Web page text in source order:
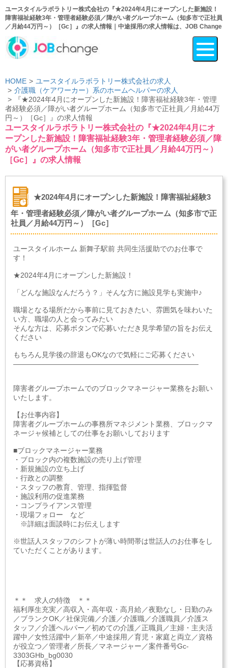
ユースタイルラボラトリー株式会社の『★2024年4月にオープンした新施設！
障害福祉経験3年・管理者経験必須／障がい者グループホーム（知多市で正社員
／月給44万円～）［Gc］』の求人情報｜中途採用の求人情報は、JOB Change
HOME
ユースタイルラボラトリー株式会社の求人
介護職（ケアワーカー）系のホームヘルパーの求人
『★2024年4月にオープンした新施設！障害福祉経験3年・管理
者経験必須／障がい者グループホーム（知多市で正社員／月給44万
円～）［Gc］』の求人情報
ユースタイルラボラトリー株式会社の『★2024年4月にオ
ープンした新施設！障害福祉経験3年・管理者経験必須／障
がい者グループホーム（知多市で正社員／月給44万円～）
［Gc］』の求人情報
★2024年4月にオープンした新施設！障害福祉経験3
年・管理者経験必須／障がい者グループホーム（知多市で正
社員／月給44万円～）［Gc］
ユースタイルホーム 新舞子駅前 共同生活援助でのお仕事で
す！
★2024年4月にオープンした新施設！
「どんな施設なんだろう？」そんな方に施設見学も実施中♪
職場となる場所だから事前に見ておきたい、雰囲気を味わいた
い方、職場の人と会ってみたい
そんな方は、応募ボタンで応募いただき見学希望の旨をお伝え
ください
もちろん見学後の辞退もOKなので気軽にご応募ください
――――――――――――――――――――――――――
障害者グループホームでのブロックマネージャー業務をお願い
いたします。
【お仕事内容】
障害者グループホームの事務所マネジメント業務、ブロックマ
ネージャ候補としての仕事をお願いしております
■ブロックマネージャー業務
・ブロック内の複数施設の売り上げ管理
・新規施設の立ち上げ
・行政との調整
・スタッフの教育、管理、指揮監督
・施設利用の促進業務
・コンプライアンス管理
・現場フォロー など
※詳細は面談時にお伝えします
※世話人スタッフのシフトが薄い時間帯は世話人のお仕事をし
ていただくことがあります。
＊＊ 求人の特徴 ＊＊
福利厚生充実／高収入・高年収・高月給／夜勤なし・日勤のみ
／ブランクOK／社保完備／介護／介護職／介護職員／介護ス
タッフ／介護ヘルパー／初めての介護／正職員／主婦・主夫活
躍中／女性活躍中／新卒／中途採用／育児・家庭と両立／資格
が役立つ／管理者／所長／マネージャー／案件番号Gc-
3303GHb_bg0030
【応募資格】